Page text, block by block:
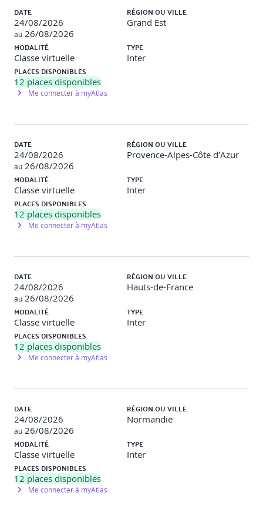
Archivage et préservation des preuves (hash, outils de
capture)
Maîtriser les outils et techniques pour la collecte
d’informations
Exercice pratique: Recherche d’informations sensibles
sur une entreprise fictive.
Outils de base pour l’OSINT
Navigateurs sécurisés et extensions utiles
Collecte sur réseaux sociaux (Facebook, LinkedIn,
Twitter/X, Instagram)
d’un jeu de documents.
[Jour 2 – Matin]
OSINT sur les infrastructures techniques
LookerExploration des réseaux et sous-domaines
Cartographie des infrastructures exposées
Atelier pratique
: Identification des services exposés
d’une cible fictive avec Shodan/Censys.
DATE
24/08/2026
au 26/08/2026
RÉGION OU VILLE
Grand Est
MODALITÉ
Classe virtuelle
TYPE
Inter
PLACES DISPONIBLES
12 places disponibles
Me connecter à myAtlas
DATE
24/08/2026
au 26/08/2026
RÉGION OU VILLE
Provence-Alpes-Côte d'Azur
MODALITÉ
Classe virtuelle
TYPE
Inter
PLACES DISPONIBLES
12 places disponibles
Me connecter à myAtlas
DATE
24/08/2026
au 26/08/2026
RÉGION OU VILLE
Hauts-de-France
MODALITÉ
Classe virtuelle
TYPE
Inter
PLACES DISPONIBLES
12 places disponibles
Me connecter à myAtlas
DATE
24/08/2026
au 26/08/2026
RÉGION OU VILLE
Normandie
MODALITÉ
Classe virtuelle
TYPE
Inter
PLACES DISPONIBLES
12 places disponibles
Me connecter à myAtlas